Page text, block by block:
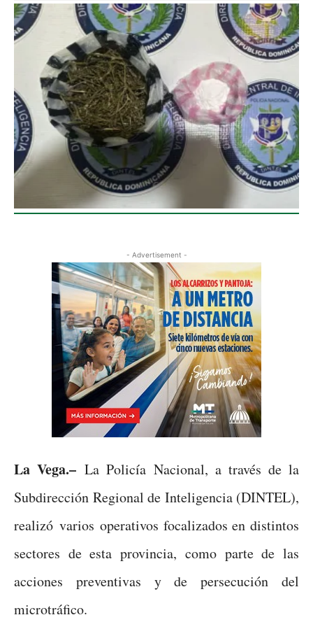
- Advertisement -
La Vega.– La Policía Nacional, a través de la
Subdirección Regional de Inteligencia (DINTEL),
realizó varios operativos focalizados en distintos
sectores de esta provincia, como parte de las
acciones preventivas y de persecución del
microtráfico.